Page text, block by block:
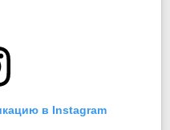
в Instagram